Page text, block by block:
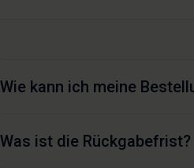
Wie kann ich meine
Was ist die Rückgabefrist?